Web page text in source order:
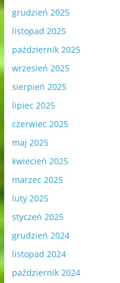
grudzień 2025
listopad 2025
październik 2025
wrzesień 2025
sierpień 2025
lipiec 2025
czerwiec 2025
maj 2025
kwiecień 2025
marzec 2025
luty 2025
styczeń 2025
grudzień 2024
listopad 2024
październik 2024